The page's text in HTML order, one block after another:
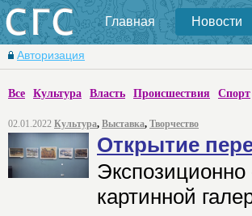
Главная Новости
Авторизация
Все Культура Власть Происшествия Спорт
02.01.2022 Культура, Выставка, Творчество
Открытие
Экспозиционно
картинной